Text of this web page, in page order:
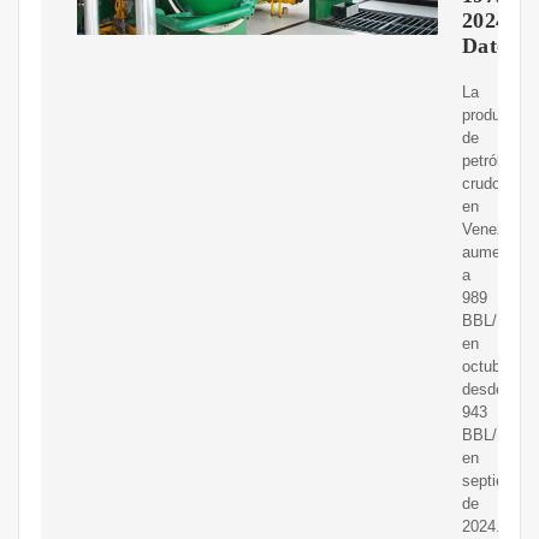
2024
Datos
La
producción
de
petróleo
crudo
en
Venezuela
aumentó
a
989
BBL/D/1K
en
octubre
desde
943
BBL/D/1K
en
septiembre
de
2024.